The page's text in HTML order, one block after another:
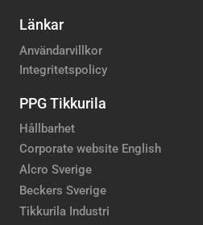
Länkar
Användarvillkor
Integritetspolicy
PPG Tikkurila
Hållbarhet
Corporate website English
Alcro Sverige
Beckers Sverige
Tikkurila Industri